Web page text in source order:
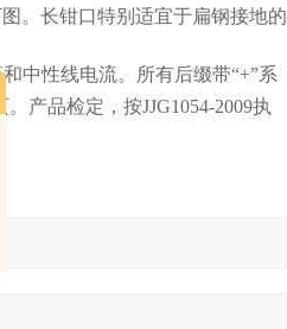
。长钳口特别适宜于扁钢接地的
中性线电流。所有后缀带“+”系
产品检定，按JJG1054-2009执